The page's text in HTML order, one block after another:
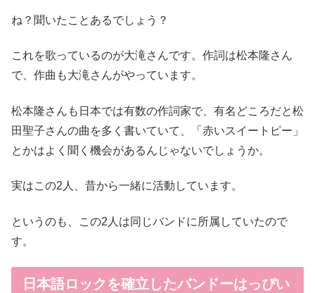
ね？聞いたことあるでしょう？
これを歌っているのが大滝さんです。作詞は松本隆さん
で、作曲も大滝さんがやっています。
松本隆さんも日本では有数の作詞家で、有名どころだと松
田聖子さんの曲を多く書いていて、「赤いスイートピー」
とかはよく聞く機会があるんじゃないでしょうか。
実はこの2人、昔から一緒に活動しています。
というのも、この2人は同じバンドに所属していたので
す。
日本語ロックを確立したバンドーはっぴい